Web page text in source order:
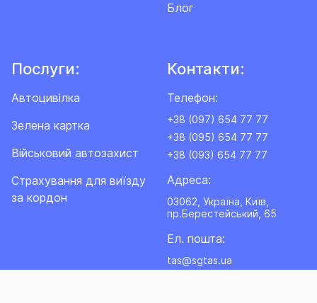
Блог
Послуги:
Автоцивілка
Зелена картка
Військовий автозахист
Cтрахування для виїзду
за кордон
Контакти:
Телефон:
+38 (097) 654 77 77
+38 (095) 654 77 77
+38 (093) 654 77 77
Адреса:
03062, Україна, Київ,
пр.Берестейський, 65
Ел. пошта:
tas@sgtas.ua